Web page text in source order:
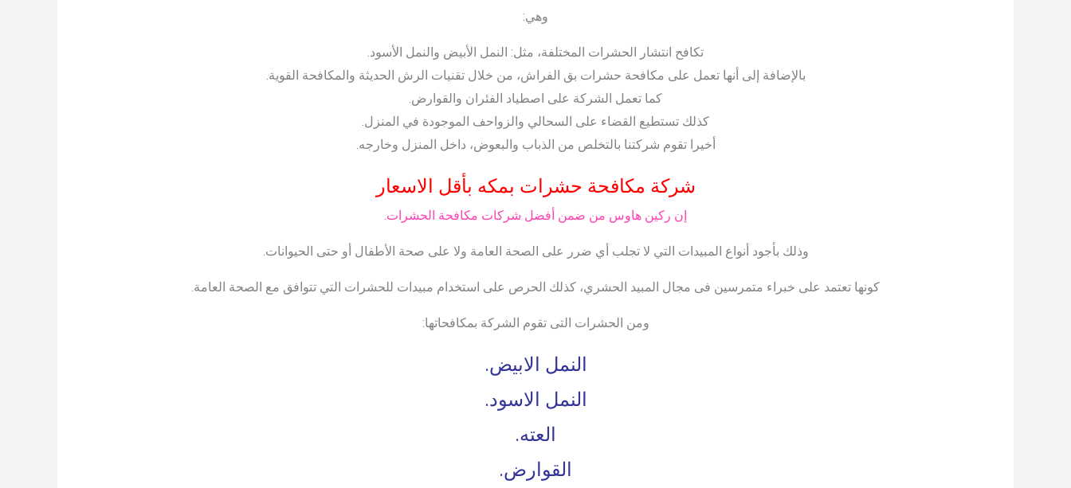
وهي:
تكافح انتشار الحشرات المختلفة، مثل: النمل الأبيض والنمل الأسود.
بالإضافة إلى أنها تعمل على مكافحة حشرات بق الفراش، من خلال تقنيات الرش الحديثة والمكافحة القوية.
كما تعمل الشركة على اصطياد الفئران والقوارض.
كذلك تستطيع القضاء على السحالي والزواحف الموجودة في المنزل.
أخيرا تقوم شركتنا بالتخلص من الذباب والبعوض، داخل المنزل وخارجه.
شركة مكافحة حشرات بمكه بأقل الاسعار
إن ركين هاوس من ضمن أفضل شركات مكافحة الحشرات.
وذلك بأجود أنواع المبيدات التي لا تجلب أي ضرر على الصحة العامة ولا على صحة الأطفال أو حتى الحيوانات.
كونها تعتمد على خبراء متمرسين فى مجال المبيد الحشري، كذلك الحرص على استخدام مبيدات للحشرات التي تتوافق مع الصحة العامة.
ومن الحشرات التى تقوم الشركة بمكافحاتها:
النمل الابيض.
النمل الاسود.
العته.
القوارض.